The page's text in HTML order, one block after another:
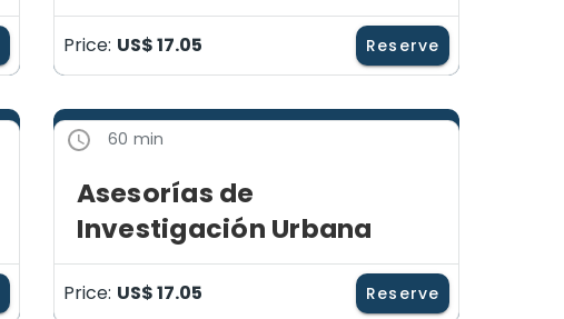
Price: US$ 17.05 Reserve
60 min
Asesorías de
Investigación Urbana
Price: US$ 17.05 Reserve